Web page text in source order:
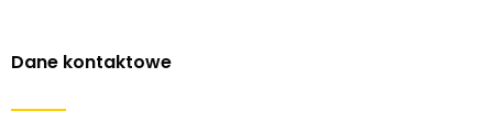
Dane kontaktowe